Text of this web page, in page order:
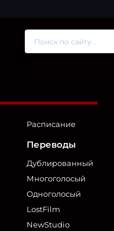
Расписание
Переводы
Дублированный
Многоголосый
Одноголосый
LostFilm
NewStudio